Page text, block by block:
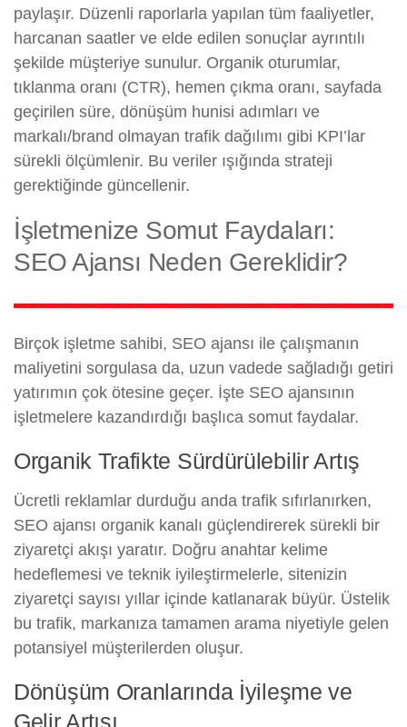
paylaşır. Düzenli raporlarla yapılan tüm faaliyetler,
harcanan saatler ve elde edilen sonuçlar ayrıntılı
şekilde müşteriye sunulur. Organik oturumlar,
tıklanma oranı (CTR), hemen çıkma oranı, sayfada
geçirilen süre, dönüşüm hunisi adımları ve
markalı/brand olmayan trafik dağılımı gibi KPI’lar
sürekli ölçümlenir. Bu veriler ışığında strateji
gerektiğinde güncellenir.
İşletmenize Somut Faydaları:
SEO Ajansı Neden Gereklidir?
Birçok işletme sahibi, SEO ajansı ile çalışmanın
maliyetini sorgulasa da, uzun vadede sağladığı getiri
yatırımın çok ötesine geçer. İşte SEO ajansının
işletmelere kazandırdığı başlıca somut faydalar.
Organik Trafikte Sürdürülebilir Artış
Ücretli reklamlar durduğu anda trafik sıfırlanırken,
SEO ajansı organik kanalı güçlendirerek sürekli bir
ziyaretçi akışı yaratır. Doğru anahtar kelime
hedeflemesi ve teknik iyileştirmelerle, sitenizin
ziyaretçi sayısı yıllar içinde katlanarak büyür. Üstelik
bu trafik, markanıza tamamen arama niyetiyle gelen
potansiyel müşterilerden oluşur.
Dönüşüm Oranlarında İyileşme ve
Gelir Artışı